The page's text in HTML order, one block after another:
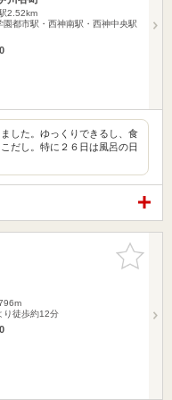
2.52km
都市駅・西神南駅・西神中央駅
した。ゆっくりできるし、食
だし。特に２６日は風呂の日
お気に入
りに追加
り徒歩約12分